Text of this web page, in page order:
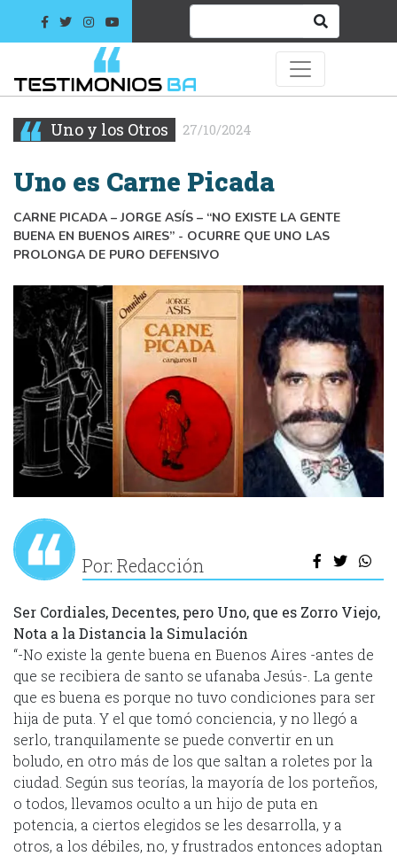
Uno y los Otros 27/10/2024
Uno es Carne Picada
CARNE PICADA – JORGE ASÍS – “NO EXISTE LA GENTE
BUENA EN BUENOS AIRES” - OCURRE QUE UNO LAS
PROLONGA DE PURO DEFENSIVO
Por: Redacción
Ser Cordiales, Decentes, pero Uno, que es Zorro Viejo,
Nota a la Distancia la Simulación
“-No existe la gente buena en Buenos Aires -antes de
que se recibiera de santo se ufanaba Jesús-. La gente
que es buena es porque no tuvo condiciones para ser
hija de puta. Y el que tomó conciencia, y no llegó a
serlo, tranquilamente se puede convertir en un
boludo, en otro más de los que saltan a roletes por la
ciudad. Según sus teorías, la mayoría de los porteños,
o todos, llevamos oculto a un hijo de puta en
potencia, a ciertos elegidos se les desarrolla, y a
otros, a los débiles, no, y frustrados entonces adoptan